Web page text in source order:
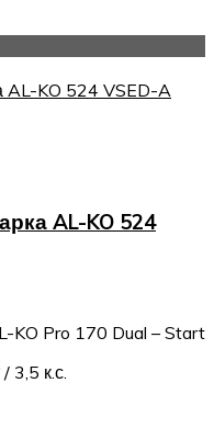
AL-KO 524
KO Pro 170 Dual – Start
3,5 к.с.